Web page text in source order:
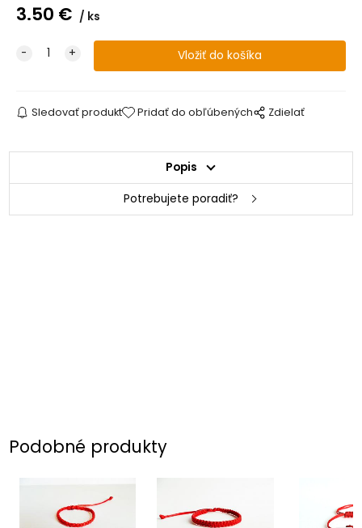
3.50 € ks
Sledovať produkt Pridať do obľúbených Zdielať
Popis
Potrebujete poradiť?
Podobné produkty